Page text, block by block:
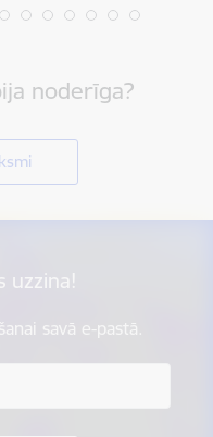
noderīga?
uzzina!
savā e-pastā.